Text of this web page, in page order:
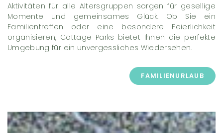
Aktivitäten für alle Altersgruppen sorgen für gesellige
Momente und gemeinsames Glück. Ob Sie ein
Familientreffen oder eine besondere Feierlichkeit
organisieren, Cottage Parks bietet Ihnen die perfekte
Umgebung für ein unvergessliches Wiedersehen.
FAMILIENURLAUB